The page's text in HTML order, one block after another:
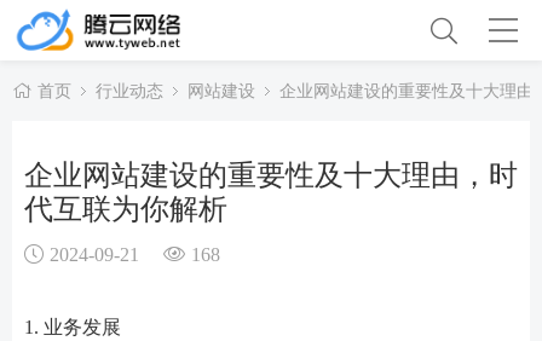
首页 行业动态 网站建设 企业网站建设的重要性及十大理由
企业网站建设的重要性及十大理由，时
代互联为你解析
2024-09-21 168
1. 业务发展